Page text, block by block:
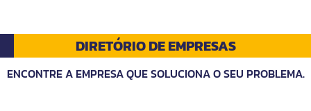
DIRETÓRIO DE EMPRESAS
ENCONTRE A EMPRESA QUE SOLUCIONA O SEU PROBLEMA.